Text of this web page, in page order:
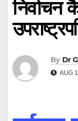
By Dr
AUG